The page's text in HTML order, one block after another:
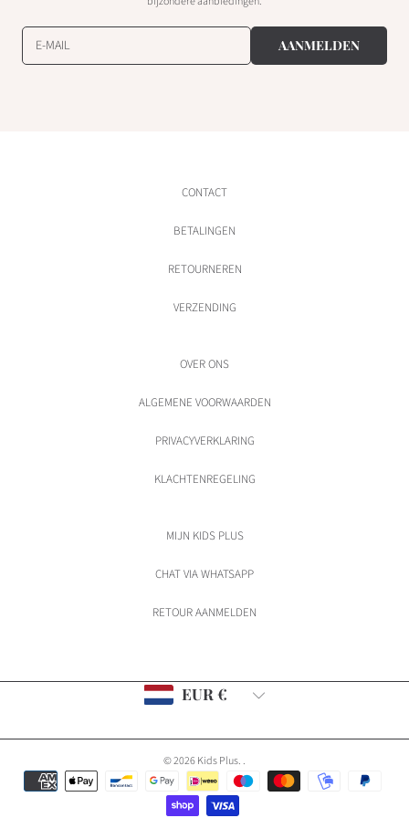
E-MAIL AANMELDEN
CONTACT
BETALINGEN
RETOURNEREN
VERZENDING
OVER ONS
ALGEMENE VOORWAARDEN
PRIVACYVERKLARING
KLACHTENREGELING
MIJN KIDS PLUS
CHAT VIA WHATSAPP
RETOUR AANMELDEN
© 2026 Kids Plus. .
Betaalmethoden
Land/regio
EUR €